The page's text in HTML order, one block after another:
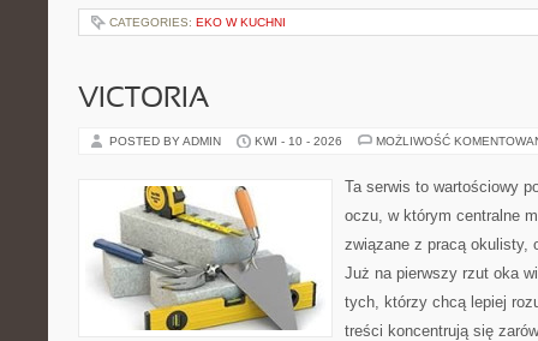
CATEGORIES: EKO W KUCHNI
VICTORIA
POSTED BY ADMIN KWI - 10 - 2026 MOŻLIWOŚĆ
Ta serwis to wartościowy
oczu, w którym centralne
związane z pracą okulisty,
Już na pierwszy rzut oka
tych, którzy chcą lepiej
treści koncentrują się